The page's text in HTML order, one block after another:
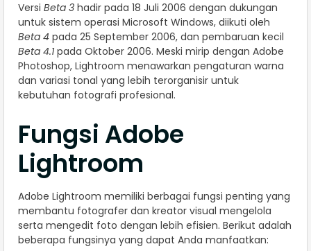
Versi Beta 3 hadir pada 18 Juli 2006 dengan dukungan
untuk sistem operasi Microsoft Windows, diikuti oleh
Beta 4 pada 25 September 2006, dan pembaruan kecil
Beta 4.1 pada Oktober 2006. Meski mirip dengan Adobe
Photoshop, Lightroom menawarkan pengaturan warna
dan variasi tonal yang lebih terorganisir untuk
kebutuhan fotografi profesional.
Fungsi Adobe
Lightroom
Adobe Lightroom memiliki berbagai fungsi penting yang
membantu fotografer dan kreator visual mengelola
serta mengedit foto dengan lebih efisien. Berikut adalah
beberapa fungsinya yang dapat Anda manfaatkan: